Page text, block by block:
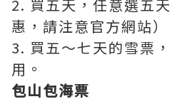
2. 買五天，任意選五
惠，請注意官方網站）
3. 買五～七天的雪票
用。
包山包海票